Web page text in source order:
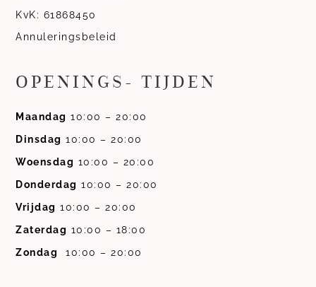
KvK: 61868450
Annuleringsbeleid
OPENINGS- TIJDEN
Maandag 10:00 – 20:00
Dinsdag 10:00 – 20:00
Woensdag 10:00 – 20:00
Donderdag 10:00 – 20:00
Vrijdag 10:00 – 20:00
Zaterdag 10:00 – 18:00
Zondag
10:00 – 20:00